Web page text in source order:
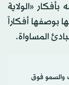
«الولاية
بوصفها أفكاراً
المساواة.
والسمو فوق